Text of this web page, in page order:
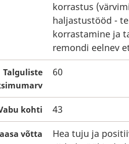
korrastus
haljastustööd -
korrastamine ja
remondi eelnev
Talguliste
60
kohti 43
võtta
Hea tuju ja